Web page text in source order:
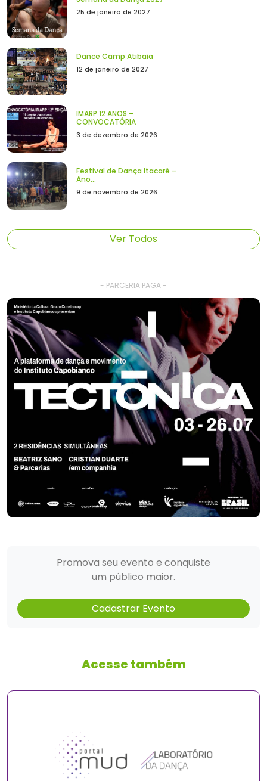
25 de janeiro de 2027
Dance Camp Atibaia
12 de janeiro de 2027
IMARP 12 ANOS –
CONVOCATÓRIA
3 de dezembro de 2026
Festival de Dança Itacaré –
Ano...
9 de novembro de 2026
Ver Todos
- PARCERIA PAGA -
Promova seu evento e conquiste
um público maior.
Cadastrar Evento
Acesse também